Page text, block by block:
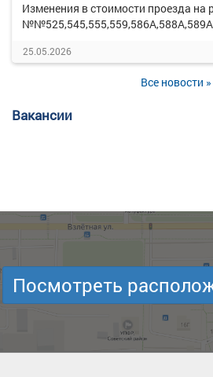
Изменения в стоимости проезда
№№525,545,555,559,586А,588А,589А
25.05.2026
Все новости »
Вакансии
Посмотреть